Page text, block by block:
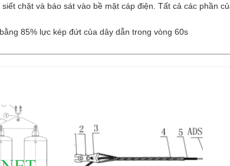
chặt và báo sát vào bề mặt cáp điện. Tất cả các phần
85% lực kép đứt của dây dẫn trong vòng 60s